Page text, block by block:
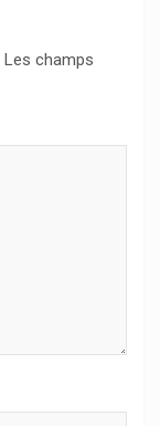
Les champs